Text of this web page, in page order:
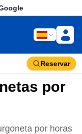
Reservar
por
por horas